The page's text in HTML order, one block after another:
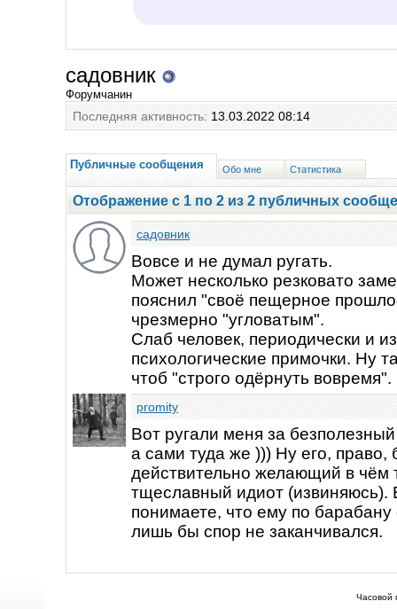
садовник
Форумчанин
Последняя активность: 13.03.2022 08:14
Публичные сообщения Обо мне Статистика
Отображение с 1 по 2 из 2 публичных
садовник
Вовсе и не думал ругать.
Может несколько резковато
пояснил "своё пещерное
чрезмерно "угловатым".
Слаб человек, периодически и
психологические примочки. Ну
чтоб "строго одёрнуть вовремя".
promity
Вот ругали меня за
а сами туда же ))) Ну его, право,
действительно желающий в чём
тщеславный идиот
понимаете, что ему по
лишь бы спор не заканчивался.
Часовой